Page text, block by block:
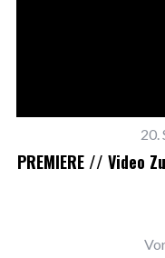
20.
PREMIERE // Video